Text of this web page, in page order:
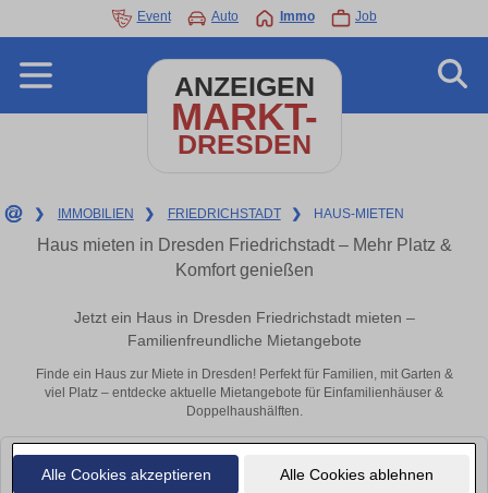
Alle Cookies akzeptieren Alle Cookies ablehnen
Event Auto Immo Job
ANZEIGEN
MARKT-
DRESDEN
❯ IMMOBILIEN ❯ FRIEDRICHSTADT ❯ HAUS-MIETEN
Haus mieten in Dresden Friedrichstadt – Mehr Platz &
Komfort genießen
Jetzt ein Haus in Dresden Friedrichstadt mieten –
Familienfreundliche Mietangebote
Finde ein Haus zur Miete in Dresden! Perfekt für Familien, mit Garten &
viel Platz – entdecke aktuelle Mietangebote für Einfamilienhäuser &
Doppelhaushälften.
Leider konnten wir derzeit keine passenden Objekte finden. Schauen Sie
bald wieder vorbei!